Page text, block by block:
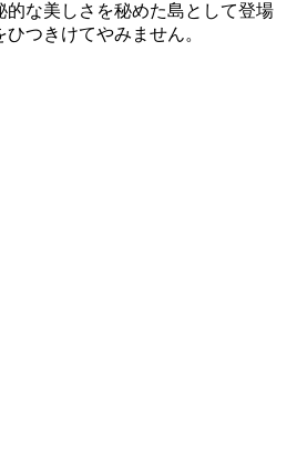
的な美しさを秘めた島として登場
つきけてやみません。